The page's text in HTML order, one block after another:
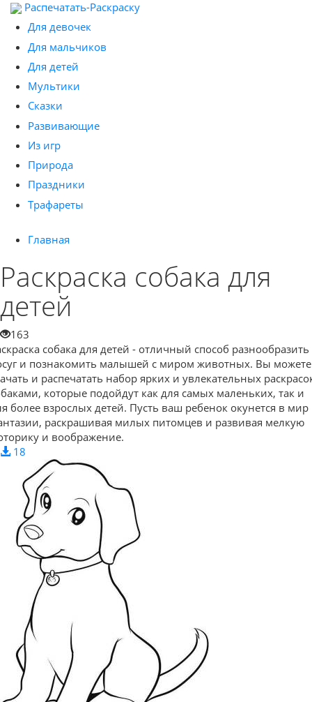
Распечатать-Раскраску
Для девочек
Для мальчиков
Для детей
Мультики
Сказки
Развивающие
Из игр
Природа
Праздники
Трафареты
Главная
Раскраска собака для
детей
163
собака для детей - отличный способ разнообразить
и познакомить малышей с миром животных. Вы можете
и распечатать набор ярких и увлекательных
которые подойдут как для самых маленьких, так и
более взрослых детей. Пусть ваш ребенок окунется в мир
раскрашивая милых питомцев и развивая мелкую
и воображение.
18